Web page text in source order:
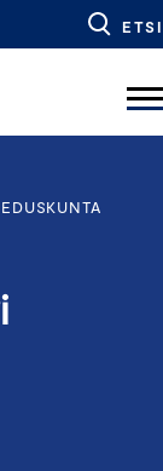
ETSI
EDUSKUNTA